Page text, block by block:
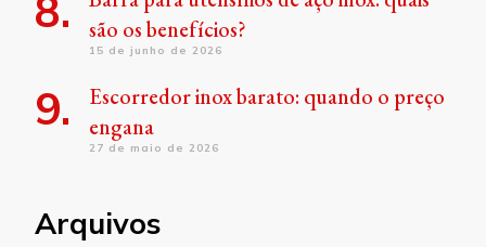
são os benefícios?
15 de junho de 2026
Escorredor inox barato: quando o preço
engana
27 de maio de 2026
Arquivos